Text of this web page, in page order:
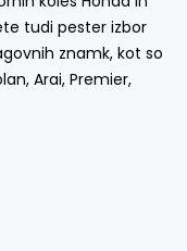
tudi pester izbor
znamk, kot so
Arai, Premier,